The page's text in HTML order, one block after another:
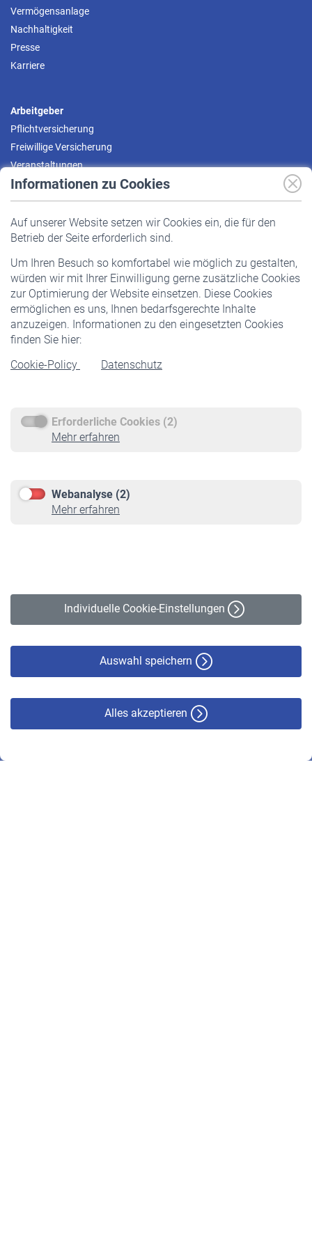
Informationen zu Cookies
Auf unserer Website setzen wir Cookies ein, die für den
Betrieb der Seite erforderlich sind.
Um Ihren Besuch so komfortabel wie möglich zu gestalten,
würden wir mit Ihrer Einwilligung gerne zusätzliche Cookies
zur Optimierung der Website einsetzen. Diese Cookies
ermöglichen es uns, Ihnen bedarfsgerechte Inhalte
anzuzeigen. Informationen zu den eingesetzten Cookies
finden Sie hier:
Cookie-Policy
Datenschutz
Erforderliche Cookies (2)
Mehr erfahren
Webanalyse (2)
Mehr erfahren
Individuelle Cookie-Einstellungen
Auswahl speichern
Alles akzeptieren
Vermögensanlage
Nachhaltigkeit
Presse
Karriere
Arbeitgeber
Pflichtversicherung
Freiwillige Versicherung
Veranstaltungen
Pflichtversicherung
Staatliche Förderung
Veranstaltungen
Rentner
Rentenbeginn
Rente beantragen
Service
Informationen
Online-Rechner
VBLnewsletter
Erklärung zur Barrierefreiheit
© VBL 2026